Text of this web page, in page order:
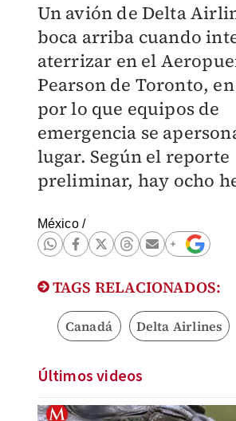
Un avión de Delta
boca arriba cuando
aterrizar en el
Pearson de Toronto,
por lo que equipos de
emergencia se
lugar. Según el reporte
preliminar, hay ocho
México/
TAGS RELACIONADOS:
Canadá Delta Airlines
Últimos videos